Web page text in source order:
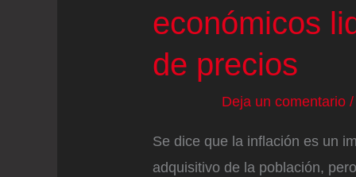
económicos
de precios
Deja un comentario /
Se dice que la inflación es un
adquisitivo de la población,